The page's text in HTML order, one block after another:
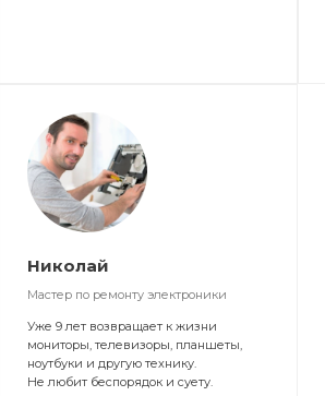
Николай
Мастер по ремонту электроники
Уже 9 лет возвращает к жизни
мониторы, телевизоры, планшеты,
ноутбуки и другую технику.
Не любит беспорядок и суету.